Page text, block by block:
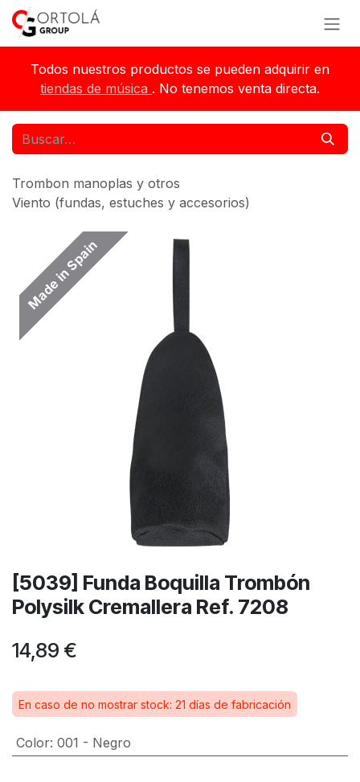
Ir al contenido
Todos nuestros productos se pueden adquirir en
tiendas de música . No tenemos venta directa.
Trombon manoplas y otros
Viento (fundas, estuches y accesorios)
Made in Spain
[5039] Funda Boquilla Trombón
Polysilk Cremallera Ref. 7208
14,89 €
En caso de no mostrar stock: 21 días de fabricación
Color: 001 - Negro